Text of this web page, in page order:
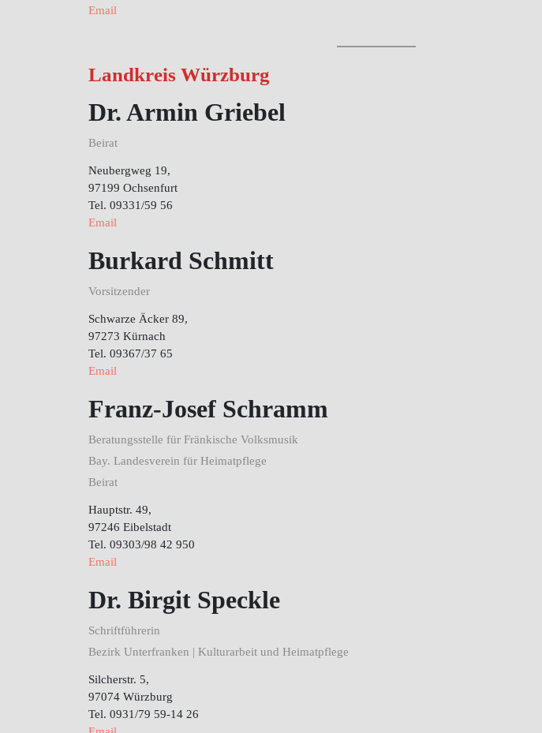
Email
Landkreis Würzburg
Dr. Armin Griebel
Beirat
Neubergweg 19,
97199 Ochsenfurt
Tel. 09331/59 56
Email
Burkard Schmitt
Vorsitzender
Schwarze Äcker 89,
97273 Kürnach
Tel. 09367/37 65
Email
Franz-Josef Schramm
Beratungsstelle für Fränkische Volksmusik
Bay. Landesverein für Heimatpflege
Beirat
Hauptstr. 49,
97246 Eibelstadt
Tel. 09303/98 42 950
Email
Dr. Birgit Speckle
Schriftführerin
Bezirk Unterfranken | Kulturarbeit und Heimatpflege
Silcherstr. 5,
97074 Würzburg
Tel. 0931/79 59-14 26